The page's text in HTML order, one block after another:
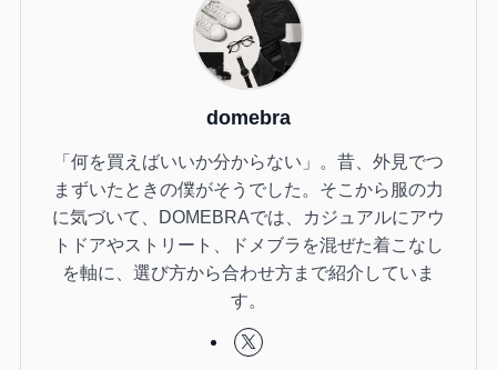
domebra
「何を買えばいいか分からない」。昔、外見でつ
まずいたときの僕がそうでした。そこから服の力
に気づいて、DOMEBRAでは、カジュアルにアウ
トドアやストリート、ドメブラを混ぜた着こなし
を軸に、選び方から合わせ方まで紹介していま
す。